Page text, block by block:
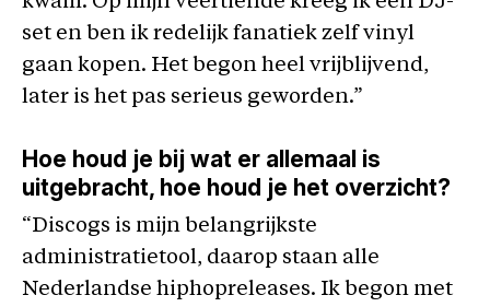
set en ben ik redelijk fanatiek zelf vinyl
gaan kopen. Het begon heel vrijblijvend,
later is het pas serieus geworden.”
Hoe houd je bij wat er allemaal is
uitgebracht, hoe houd je het overzicht?
“Discogs is mijn belangrijkste
administratietool, daarop staan alle
Nederlandse hiphopreleases. Ik begon met